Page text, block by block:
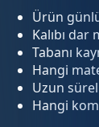
Ürün
Kalıbı dar
Tabanı
Hangi
Uzun
Hangi